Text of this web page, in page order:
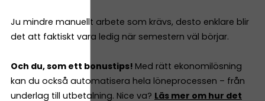
Ju mindre manuellt arbete som krävs, desto enklare blir
det att faktiskt vara ledig när semestern väl börjar.
Och du, som ett bonustips! Med rätt ekonomilösning
kan du också automatisera hela löneprocessen – från
underlag till utbetalning. Nice va? Läs mer om hur det